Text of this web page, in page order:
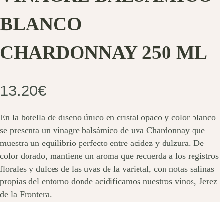
BLANCO
CHARDONNAY 250 ML
13.20€
En la botella de diseño único en cristal opaco y color blanco
se presenta un vinagre balsámico de uva Chardonnay que
muestra un equilibrio perfecto entre acidez y dulzura. De
color dorado, mantiene un aroma que recuerda a los registros
florales y dulces de las uvas de la varietal, con notas salinas
propias del entorno donde acidificamos nuestros vinos, Jerez
de la Frontera.